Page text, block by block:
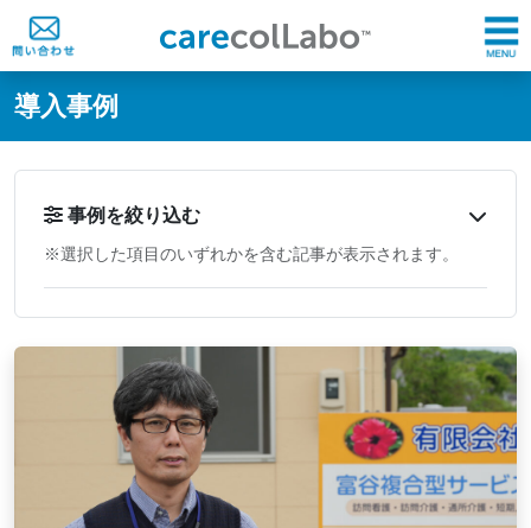
@ -0,0 +1,60 @@
導入事例
事例を絞り込む
※選択した項目のいずれかを含む記事が表示されます。